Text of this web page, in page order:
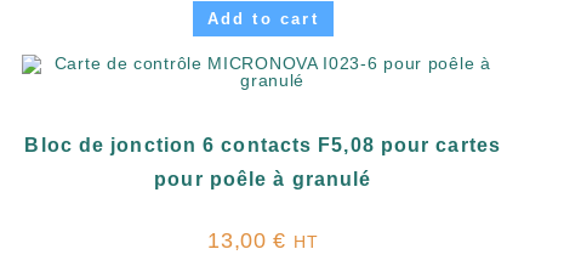
Add to cart
Bloc de jonction 6 contacts F5,08 pour cartes
pour poêle à granulé
13,00€ HT